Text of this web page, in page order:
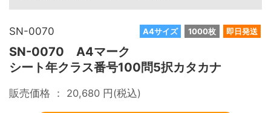
A4サイズ 1000枚 即日発送
SN-0070
SN-0070 A4マーク
シート年クラス番号100問5択カタカナ
販売価格 ： 20,680 円(税込)